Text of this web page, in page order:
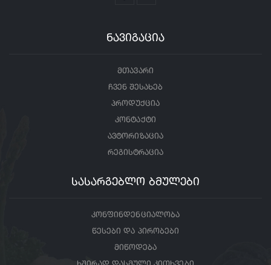
ნავიგაცია
მთავარი
ჩვენ შესახებ
პროდუქცია
კონტაქტი
ავტორიზაცია
რეგისტრაცია
სასარგებლო ბმულები
კონფინდენციალობა
წესები და პირობები
მიწოდება